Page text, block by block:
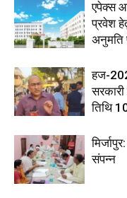
एपेक्स
प्रवेश
अनुमति
हज-
तिथि
संपन्न